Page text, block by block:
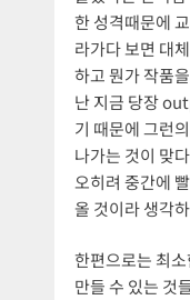
한 성격때문에
라가다 보면 대
하고 뭔가 작품
난 지금 당장
기 때문에 그런
나가는 것이 맞
오히려 중간에
올 것이라 생각
한편으로는 최
만들 수 있는 것